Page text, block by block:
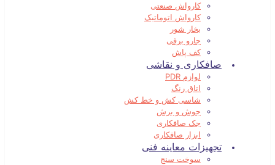
کارواش صنعتی
کارواش اتوماتیک
بخار شور
جارو برقی
کف پاش
صافکاری و نقاشی
لوازم PDR
اتاق رنگ
شاسی کش و خط کش
جوش و برش
جک صافکاری
ابزار صافکاری
تجهیزات معاینه فنی
سوخت سنج